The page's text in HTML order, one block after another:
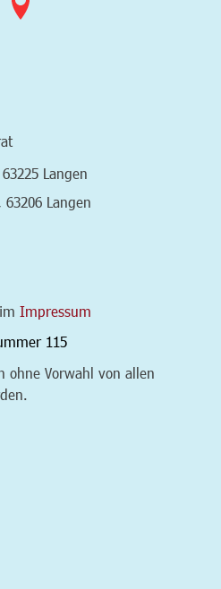
63225 Langen
63206 Langen
Impressum
115
ohne Vorwahl von allen